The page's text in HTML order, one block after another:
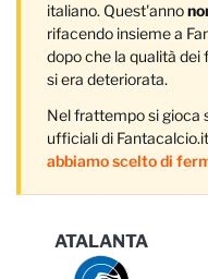
italiano. Quest'anno
rifacendo insieme a
dopo che la qualità
si era deteriorata.
Nel frattempo si gioca
ufficiali di
abbiamo scelto di
ATALANTA